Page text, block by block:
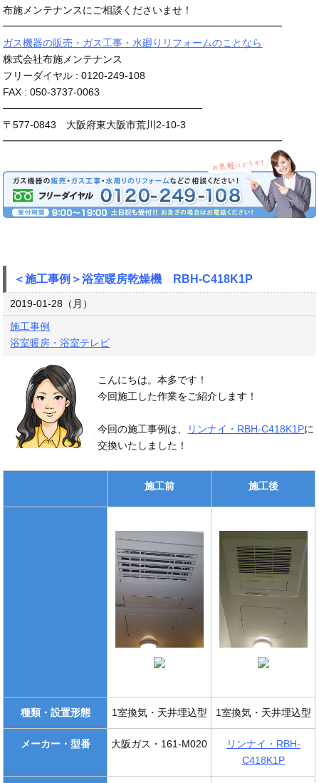
布施メンテナンスにご相談くださいませ！
━━━━━━━━━━━━━━━━━━━━━━━━━━━━
ガス機器の販売・ガス工事・水廻りリフォームのことなら
株式会社布施メンテナンス
フリーダイヤル : 0120-249-108
FAX : 050-3737-0063
────────────────────────────
〒577-0843 大阪府東大阪市荒川2-10-3
━━━━━━━━━━━━━━━━━━━━━━━━━━━━
＜施工事例＞浴室暖房乾燥機 RBH-C418K1P
2019-01-28（月）
施工事例
浴室暖房・浴室テレビ
こんにちは。本多です！
今回施工した作業をご紹介します！
今回の施工事例は、 リンナイ・RBH-C418K1Pに
交換いたしました！
施工前 施工後
種類・設置形態 1室換気・天井埋込型 1室換気・天井埋込型
メーカー・型番 大阪ガス・161-M020
リンナイ・RBH-
C418K1P